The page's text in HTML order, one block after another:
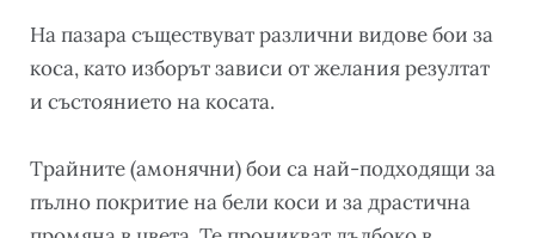
На пазара съществуват различни видове бои за
коса, като изборът зависи от желания резултат
и състоянието на косата.
Трайните (амонячни) бои са най-подходящи за
пълно покритие на бели коси и за драстична